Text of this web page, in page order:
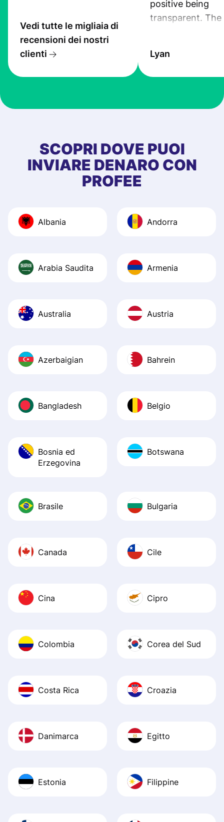
Vedi tutte le migliaia di
recensioni dei nostri
clienti
positive being
transparent. The
the exchange
at Profee is very
first started
app, and they
quick to provide
Recommend it!
Lyan
SCOPRI DOVE PUOI
INVIARE DENARO CON
PROFEE
Albania Andorra
Arabia Saudita Armenia
Australia Austria
Azerbaigian Bahrein
Bangladesh Belgio
Bosnia ed
Erzegovina
Botswana
Brasile Bulgaria
Canada Cile
Cina Cipro
Colombia Corea del Sud
Costa Rica Croazia
Danimarca Egitto
Estonia Filippine